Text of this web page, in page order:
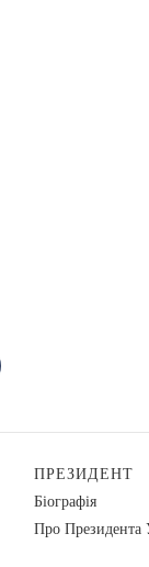
ПРЕЗИДЕНТ
Біографія
Про Президента